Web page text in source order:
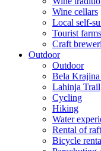
Wine cellars
Local self-
Tourist farms
Craft
Outdoor
Outdoor
Bela
Lahinja Trail
Cycling
Hiking
Water
Rental of
Bicycle